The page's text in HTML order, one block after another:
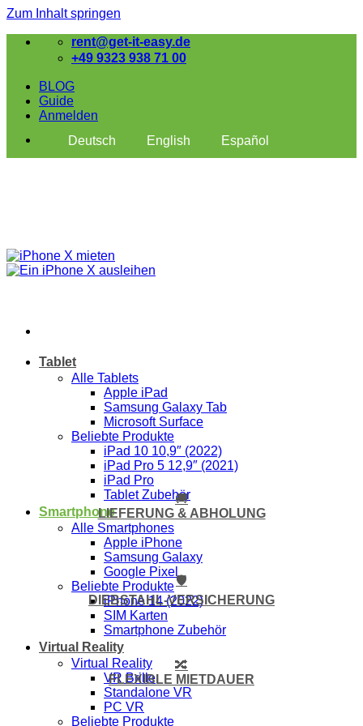
Zum Inhalt springen
rent@get-it-easy.de
+49 9323 938 71 00
BLOG
Guide
Anmelden
Deutsch
English Español
Tablet
Alle Tablets
Apple iPad
Samsung Galaxy Tab
Microsoft Surface
Beliebte Produkte
iPad 10 10,9″ (2022)
iPad Pro 5 12,9″ (2021)
iPad Pro
Tablet Zubehör
Smartphone
Alle Smartphones
Apple iPhone
Samsung Galaxy
Google Pixel
Beliebte Produkte
iPhone 14 (2022)
SIM Karten
Smartphone Zubehör
Virtual Reality
Virtual Reality
VR Brille
Standalone VR
PC VR
Beliebte Produkte
🚚
LIEFERUNG & ABHOLUNG
🛡️
DIEBSTAHL-VERSICHERUNG
🔀
FLEXIBLE MIETDAUER